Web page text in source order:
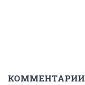
КОММЕНТАРИИ